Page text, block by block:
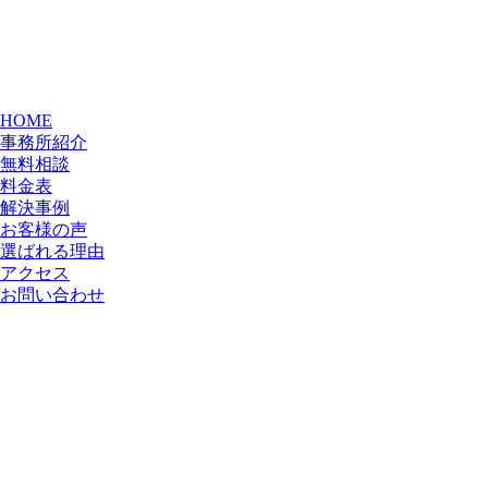
HOME
事務所紹介
無料相談
料金表
解決事例
お客様の声
選ばれる理由
アクセス
お問い合わせ